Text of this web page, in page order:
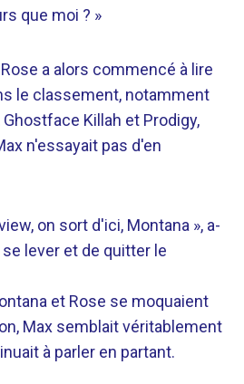
que moi ? »
a alors commencé à lire
le classement, notamment
Ghostface Killah et Prodigy,
n'essayait pas d'en
on sort d'ici, Montana », a-
lever et de quitter le
et Rose se moquaient
Max semblait véritablement
à parler en partant.